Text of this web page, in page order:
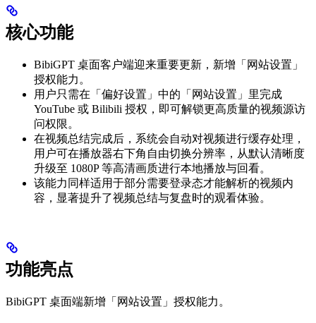
核心功能
BibiGPT 桌面客户端迎来重要更新，新增「网站设置」
授权能力。
用户只需在「偏好设置」中的「网站设置」里完成
YouTube 或 Bilibili 授权，即可解锁更高质量的视频源访
问权限。
在视频总结完成后，系统会自动对视频进行缓存处理，
用户可在播放器右下角自由切换分辨率，从默认清晰度
升级至 1080P 等高清画质进行本地播放与回看。
该能力同样适用于部分需要登录态才能解析的视频内
容，显著提升了视频总结与复盘时的观看体验。
功能亮点
BibiGPT 桌面端新增「网站设置」授权能力。